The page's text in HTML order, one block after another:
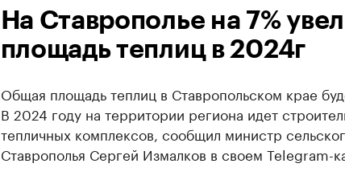
На Ставрополье на 7%
площадь теплиц в 2024г
Общая площадь теплиц в Ставропольском крае
В 2024 году на территории региона идет
тепличных комплексов, сообщил министр
Ставрополья Сергей Измалков в своем Telegram-